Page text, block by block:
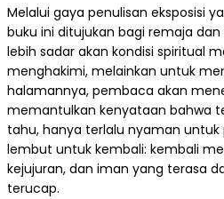
Melalui gaya penulisan eksposisi
buku ini ditujukan bagi remaja
lebih sadar akan kondisi spiritual
menghakimi, melainkan untuk
halamannya, pembaca akan
memantulkan kenyataan bahwa
tahu, hanya terlalu nyaman untuk
lembut untuk kembali: kembali
kejujuran, dan iman yang terasa
terucap.